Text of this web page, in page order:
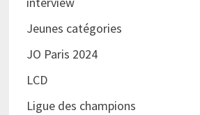
Jeunes catégories
JO Paris 2024
LCD
Ligue des champions